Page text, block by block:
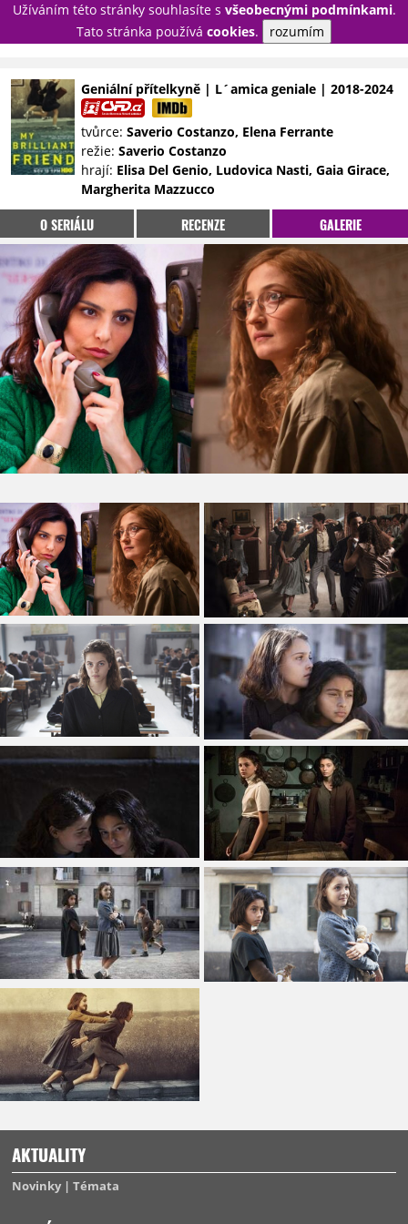
Užíváním této stránky souhlasíte s všeobecnými podmínkami.
Tato stránka používá cookies. rozumím
PŘIHLÁSIT
NOVINKY
TÉMATA
RECENZE
EPIZODY
KULT
TRAILERY
GALERIE
DISKUZE
STATISTIKY
TIRÁŽ
Geniální přítelkyně | L´amica geniale | 2018-2024
tvůrce: Saverio Costanzo, Elena Ferrante
režie: Saverio Costanzo
hrají: Elisa Del Genio, Ludovica Nasti, Gaia Girace,
Margherita Mazzucco
O SERIÁLU RECENZE GALERIE
AKTUALITY
Novinky Témata